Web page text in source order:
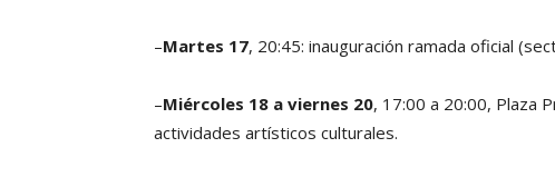
–Martes 17, 20:45: inauguración ramada oficial
–Miércoles 18 a viernes 20, 17:00 a 20:00, Plaza
actividades artísticos culturales.